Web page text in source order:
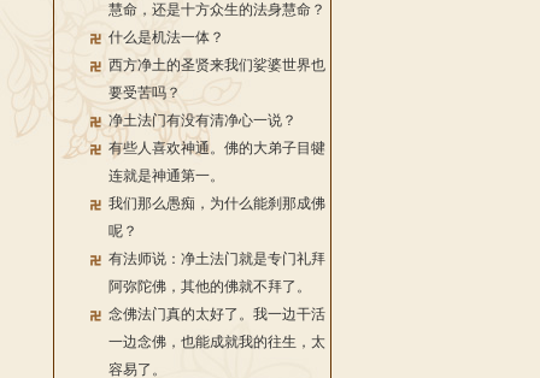
慧命，还是十方众生的法身慧命？
什么是机法一体？
西方净土的圣贤来我们娑婆世界也
要受苦吗？
净土法门有没有清净心一说？
有些人喜欢神通。佛的大弟子目犍
连就是神通第一。
我们那么愚痴，为什么能刹那成佛
呢？
有法师说：净土法门就是专门礼拜
阿弥陀佛，其他的佛就不拜了。
念佛法门真的太好了。我一边干活
一边念佛，也能成就我的往生，太
容易了。